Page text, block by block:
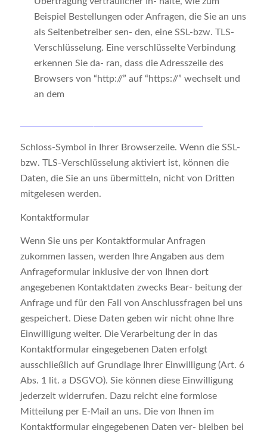
Beispiel Bestellungen oder Anfragen, die Sie an uns
als Seitenbetreiber sen- den, eine SSL-bzw. TLS-
Verschlüsselung. Eine verschlüsselte Verbindung
erkennen Sie da- ran, dass die Adresszeile des
Browsers von “http://” auf “https://” wechselt und
an dem
Schloss-Symbol in Ihrer Browserzeile. Wenn die SSL-
bzw. TLS-Verschlüsselung aktiviert ist, können die
Daten, die Sie an uns übermitteln, nicht von Dritten
mitgelesen werden.
Kontaktformular
Wenn Sie uns per Kontaktformular Anfragen
zukommen lassen, werden Ihre Angaben aus dem
Anfrageformular inklusive der von Ihnen dort
angegebenen Kontaktdaten zwecks Bear- beitung der
Anfrage und für den Fall von Anschlussfragen bei uns
gespeichert. Diese Daten geben wir nicht ohne Ihre
Einwilligung weiter. Die Verarbeitung der in das
Kontaktformular eingegebenen Daten erfolgt
ausschließlich auf Grundlage Ihrer Einwilligung (Art. 6
Abs. 1 lit. a DSGVO). Sie können diese Einwilligung
jederzeit widerrufen. Dazu reicht eine formlose
Mitteilung per E-Mail an uns. Die von Ihnen im
Kontaktformular eingegebenen Daten ver- bleiben bei